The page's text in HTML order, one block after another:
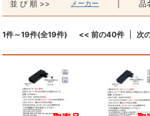
並 び 順 >> メーカー 品
1件～19件(全19件) << 前の40件 次